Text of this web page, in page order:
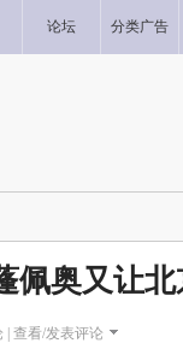
论坛 分类广告
佩奥又让
查看/发表评论